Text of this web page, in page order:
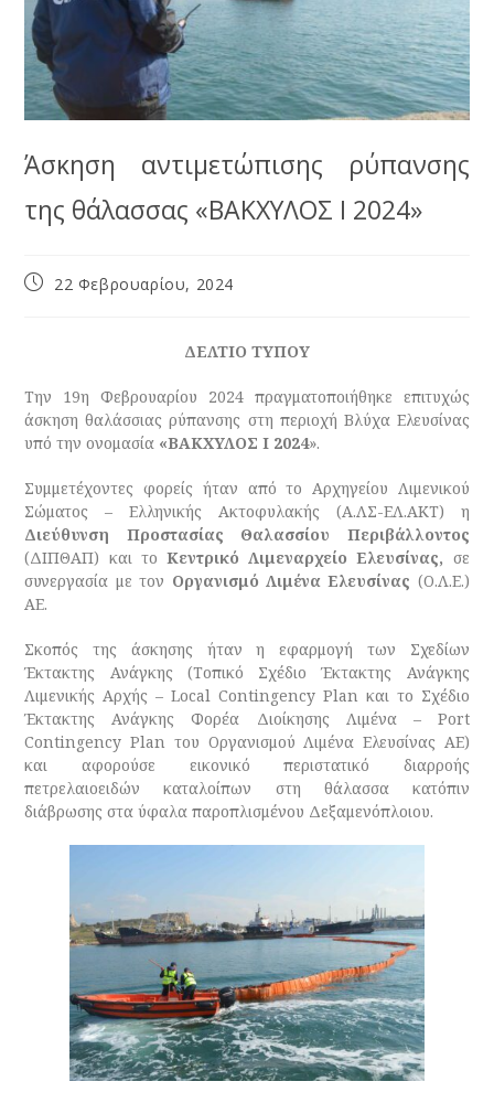
Άσκηση αντιμετώπισης ρύπανσης
της θάλασσας «ΒΑΚΧΥΛΟΣ Ι 2024»
22 Φεβρουαρίου, 2024
ΔΕΛΤΙΟ ΤΥΠΟΥ
Την 19η Φεβρουαρίου 2024 πραγματοποιήθηκε επιτυχώς
άσκηση θαλάσσιας ρύπανσης στη περιοχή Βλύχα Ελευσίνας
υπό την ονομασία «ΒΑΚΧΥΛΟΣ Ι 2024».
Συμμετέχοντες φορείς ήταν από το Αρχηγείου Λιμενικού
Σώματος – Ελληνικής Ακτοφυλακής (Α.ΛΣ-ΕΛ.ΑΚΤ) η
Διεύθυνση Προστασίας Θαλασσίου Περιβάλλοντος
(ΔΙΠΘΑΠ) και το Κεντρικό Λιμεναρχείο Ελευσίνας, σε
συνεργασία με τον Οργανισμό Λιμένα Ελευσίνας (Ο.Λ.Ε.)
ΑΕ.
Σκοπός της άσκησης ήταν η εφαρμογή των Σχεδίων
Έκτακτης Ανάγκης (Τοπικό Σχέδιο Έκτακτης Ανάγκης
Λιμενικής Αρχής – Local Contingency Plan και το Σχέδιο
Έκτακτης Ανάγκης Φορέα Διοίκησης Λιμένα – Port
Contingency Plan του Οργανισμού Λιμένα Ελευσίνας ΑΕ)
και αφορούσε εικονικό περιστατικό διαρροής
πετρελαιοειδών καταλοίπων στη θάλασσα κατόπιν
διάβρωσης στα ύφαλα παροπλισμένου Δεξαμενόπλοιου.